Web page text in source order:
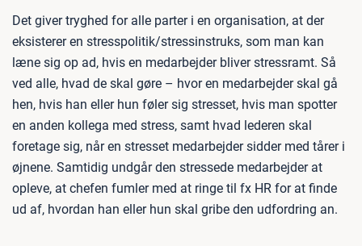
Det giver tryghed for alle parter i en organisation, at der
eksisterer en stresspolitik/stressinstruks, som man kan
læne sig op ad, hvis en medarbejder bliver stressramt. Så
ved alle, hvad de skal gøre – hvor en medarbejder skal gå
hen, hvis han eller hun føler sig stresset, hvis man spotter
en anden kollega med stress, samt hvad lederen skal
foretage sig, når en stresset medarbejder sidder med tårer i
øjnene. Samtidig undgår den stressede medarbejder at
opleve, at chefen fumler med at ringe til fx HR for at finde
ud af, hvordan han eller hun skal gribe den udfordring an.